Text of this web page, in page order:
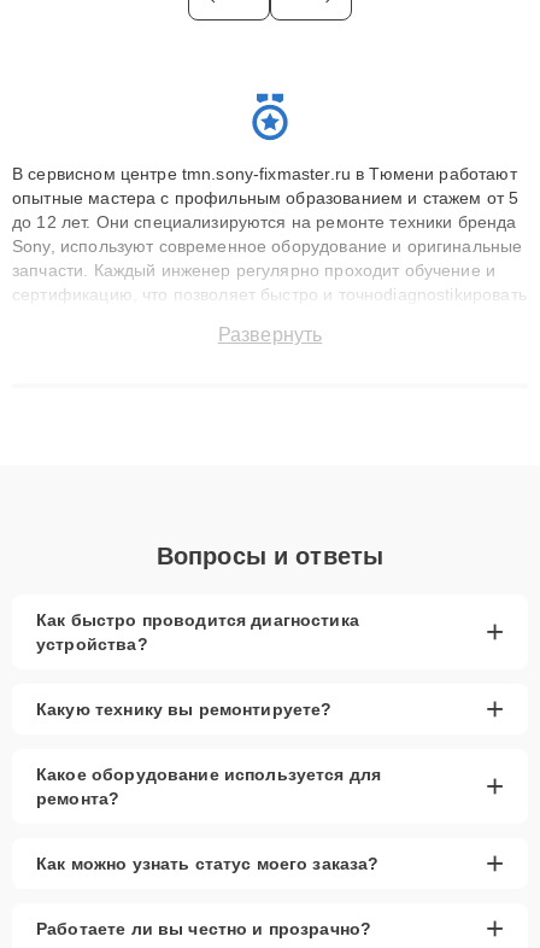
В сервисном центре tmn.sony-fixmaster.ru в Тюмени работают
опытные мастера с профильным образованием и стажем от 5
до 12 лет. Они специализируются на ремонте техники бренда
Sony, используют современное оборудование и оригинальные
запчасти. Каждый инженер регулярно проходит обучение и
сертификацию, что позволяет быстро и точноdiagnostikировать
до 3 лет. Наши мастера решают сложные случаи: от замены
Развернуть
Вопросы и ответы
Как быстро проводится диагностика
устройства?
+
Какую технику вы ремонтируете? +
Какое оборудование используется для
ремонта?
+
Как можно узнать статус моего заказа? +
Работаете ли вы честно и прозрачно? +